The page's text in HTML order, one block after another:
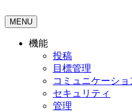
MENU
機能
投稿
目標管理
コミュニケーショ
セキュリティ
管理